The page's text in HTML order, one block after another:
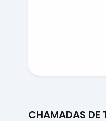
CHAMADAS DE